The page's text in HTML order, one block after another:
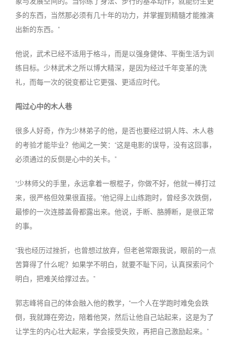
多的东西，当然那必须有几十年的功力，并掌握到精髓才能推演
出新的东西。”
他说，武术已经不适用于格斗，而是以强身健体、平衡生活为训
练目标。少林武术之所以博大精深，是因为经过千年变革的洗
礼，而每一次的锐变都让它更强、更适应时代。
闯过心中的木人巷
很多人好奇，作为少林弟子的他，是否也要经过铜人阵、木人巷
的考验才能毕业？他闻之一笑：“这是电影的误导，没有这回事，
必须通过的反倒是心中的关卡。”
“少林师父的手里，永远拿着一根棍子，你做不好，他就一棒打过
来，很严格但效果很直接。”他记得上山练跑时，曾经多次跌倒，
最惨的一次连膝盖骨都露出来。他说，手断、胳膊断，是很正常
的事。
“我也经历过挫折，也曾想过放弃，但老爸常跟我说，眼前的一点
苦算得了什么呢？如果学不明白，就要不耻下问，认真探索问个
明白，把难关给撑过去。”
郭志峰将自己的体会融入他的教学，“一个人在学跑时难免会跌
倒，我就蹲在旁边，陪着他哭，然后让他自己站起来，这是为了
让学生的内心壮大起来，学会接受失败，再把自己激励起来。”